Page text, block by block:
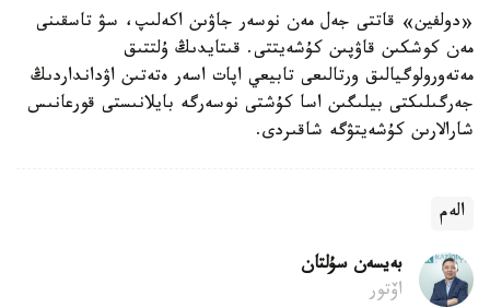
«دولفين» قاتتى جەل مەن نوسەر جاۋىن اكەلىپ، سۋ تاسقىنى
مەن كوشكىن قاۋپىن كۇشەيتتى. قىتايدىڭ ۇلتتىق
مەتەورولوگيالىق ورتالىعى تابيعي اپات اسەر ەتەتىن اۋدانداردىڭ
جەرگىلىكتى بيلىگىن اسا كۇشتى نوسەرگە بايلانىستى قورعانىس
شارالارىن كۇشەيتۋگە شاقىردى.
الەم
بەيسەن سۇلتان
اۆتور